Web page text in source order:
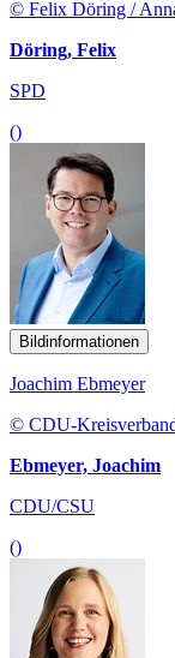
© Felix Döring /
Döring, Felix
SPD
()
Bildinformationen
Joachim Ebmeyer
© CDU-
Ebmeyer, Joachim
CDU/CSU
()